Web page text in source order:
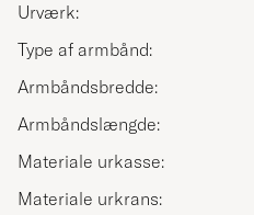
Urværk:
Type af armbånd:
Armbåndsbredde:
Armbåndslængde:
Materiale urkasse:
Materiale urkrans: